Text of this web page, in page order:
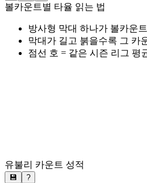
볼카운트별 타율 읽는 법
방사형 막대 하나가 볼카운
막대가 길고 붉을수록 그 카
점선 호 = 같은 시즌 리그 평
유불리 카운트 성적
💾 ?